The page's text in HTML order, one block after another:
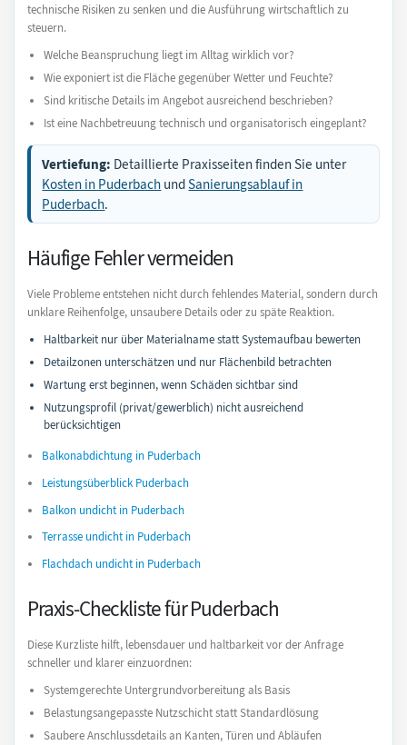
technische Risiken zu senken und die Ausführung wirtschaftlich zu
steuern.
Welche Beanspruchung liegt im Alltag wirklich vor?
Wie exponiert ist die Fläche gegenüber Wetter und Feuchte?
Sind kritische Details im Angebot ausreichend beschrieben?
Ist eine Nachbetreuung technisch und organisatorisch eingeplant?
Vertiefung: Detaillierte Praxisseiten finden Sie unter
Kosten in Puderbach undSanierungsablauf in
Puderbach.
Häufige Fehler vermeiden
Viele Probleme entstehen nicht durch fehlendes Material, sondern durch
unklare Reihenfolge, unsaubere Details oder zu späte Reaktion.
Haltbarkeit nur über Materialname statt Systemaufbau bewerten
Detailzonen unterschätzen und nur Flächenbild betrachten
Wartung erst beginnen, wenn Schäden sichtbar sind
Nutzungsprofil (privat/gewerblich) nicht ausreichend
berücksichtigen
Balkonabdichtung in Puderbach
Leistungsüberblick Puderbach
Balkon undicht in Puderbach
Terrasse undicht in Puderbach
Flachdach undicht in Puderbach
Praxis-Checkliste für Puderbach
Diese Kurzliste hilft, lebensdauer und haltbarkeit vor der Anfrage
schneller und klarer einzuordnen:
Systemgerechte Untergrundvorbereitung als Basis
Belastungsangepasste Nutzschicht statt Standardlösung
Saubere Anschlussdetails an Kanten, Türen und Abläufen